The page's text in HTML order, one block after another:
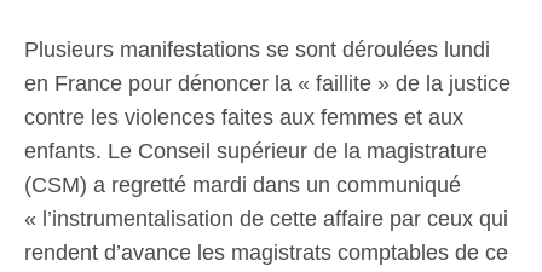
Plusieurs manifestations se sont déroulées lundi
en France pour dénoncer la « faillite » de la justice
contre les violences faites aux femmes et aux
enfants. Le Conseil supérieur de la magistrature
(CSM) a regretté mardi dans un communiqué
« l’instrumentalisation de cette affaire par ceux qui
rendent d’avance les magistrats comptables de ce